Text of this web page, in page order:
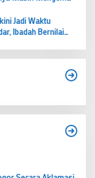
Jadi Waktu
Ibadah Bernilai